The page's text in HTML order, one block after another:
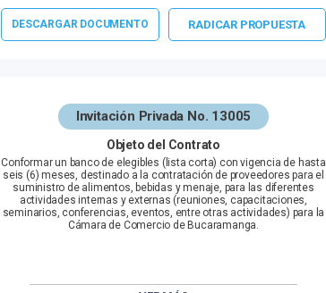
Información de Contacto
EDGAR ADRIAN CABEZA PABON
Fecha Cierre: Julio 09, 2026
Fecha Publicación Resultados: Julio 31, 2026
DESCARGAR DOCUMENTO RADICAR PROPUESTA
Invitación Privada No. 13005
Objeto del Contrato
Conformar un banco de elegibles (lista corta) con vigencia de hasta
seis (6) meses, destinado a la contratación de proveedores para el
suministro de alimentos, bebidas y menaje, para las diferentes
actividades internas y externas (reuniones, capacitaciones,
seminarios, conferencias, eventos, entre otras actividades) para la
Cámara de Comercio de Bucaramanga.